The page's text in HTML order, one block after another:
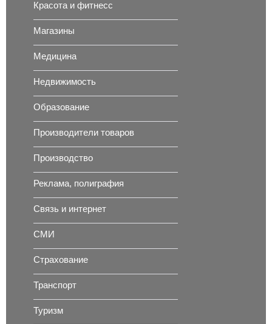
Красота и фитнесс
Магазины
Медицина
Недвижимость
Образование
Производители товаров
Производство
Реклама, полиграфия
Связь и интернет
СМИ
Страхование
Транспорт
Туризм